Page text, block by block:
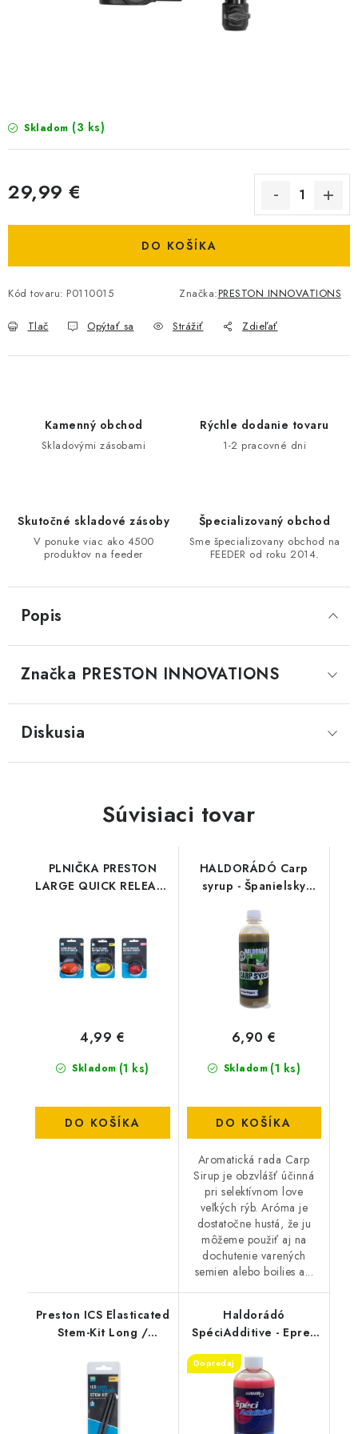
NA STUDENÚ VODU
VRATKY - ODSTÚPENIE OD ZMLUVY - REKLAMACIU
KONTAKTY
VŠEOBECNÉ NARIADENIE O BEZPEČNOSTI
PRODUKTOV (GPSR)
Doprava Navštívte našu predajňu v MARCELOVEJ »
Skladom (3 ks)
29,99 €
DO KOŠÍKA
Kód tovaru: P0110015 Značka:PRESTON INNOVATIONS
Tlač Opýtať sa Strážiť Zdieľať
Kamenný obchod
Skladovými zásobami
Rýchle dodanie tovaru
1-2 pracovné dni
Skutočné skladové zásoby
V ponuke viac ako 4500
produktov na feeder
Špecializovaný obchod
Sme špecializovany obchod na
FEEDER od roku 2014.
Popis
Značka PRESTON INNOVATIONS
Diskusia
Súvisiaci tovar
PLNIČKA PRESTON
LARGE QUICK RELEASE
Skladom (1 ks)
4,99 €
DO KOŠÍKA
HALDORÁDÓ Carp
syrup - Španielsky
Skladom (1 ks)
6,90 €
DO KOŠÍKA
Aromatická rada Carp
Sirup je obzvlášť účinná
pri selektívnom love
veľkých rýb. Aróma je
dostatočne hustá, že ju
môžeme použiť aj na
dochutenie varených
semien alebo boilies a...
Preston ICS Elasticated
Stem-Kit Long /
Haldorádó
SpéciAdditive - Epres
Yogurt
Dopredaj